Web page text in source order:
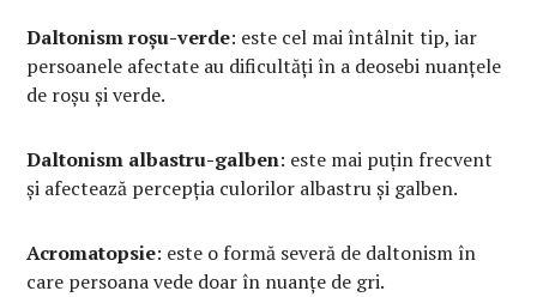
Daltonism roșu-verde: este cel mai întâlnit tip, iar
persoanele afectate au dificultăți în a deosebi nuanțele
de roșu și verde.
Daltonism albastru-galben: este mai puțin frecvent
și afectează percepția culorilor albastru și galben.
Acromatopsie: este o formă severă de daltonism în
care persoana vede doar în nuanțe de gri.